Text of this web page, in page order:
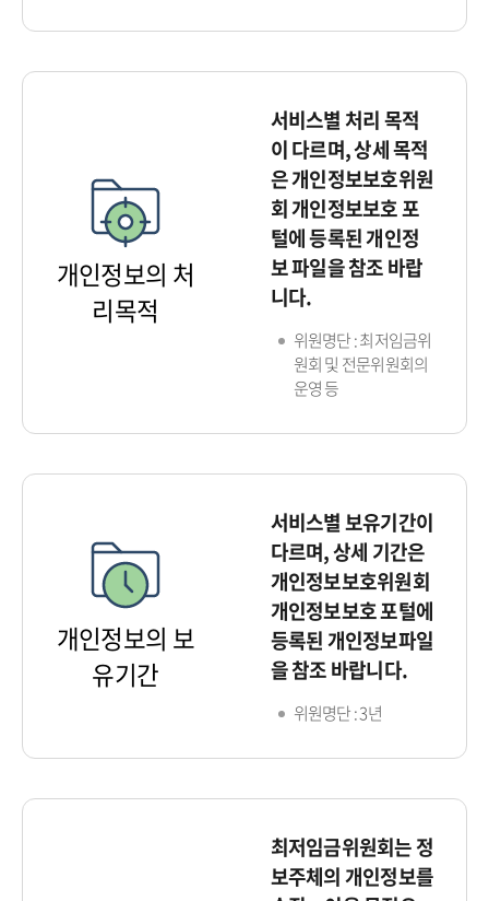
개인정보의 처
리목적
서비스별 처리 목적
이 다르며, 상세 목적
은 개인정보보호위원
회 개인정보보호 포
털에 등록된 개인정
보 파일을 참조 바랍
니다.
위원명단 : 최저임금위
원회 및 전문위원회의
운영 등
개인정보의 보
유기간
서비스별 보유기간이
다르며, 상세 기간은
개인정보보호위원회
개인정보보호 포털에
등록된 개인정보파일
을 참조 바랍니다.
위원명단 : 3년
최저임금위원회는 정
보주체의 개인정보를